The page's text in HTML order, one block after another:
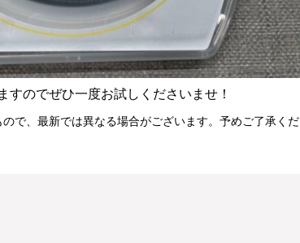
のでぜひ一度お試しくださいませ！
で、最新では異なる場合がございます。予めご了承くだ